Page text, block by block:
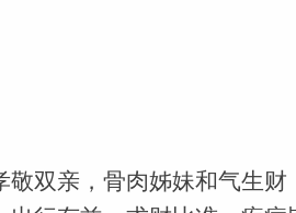
双亲，骨肉姊妹和气生财